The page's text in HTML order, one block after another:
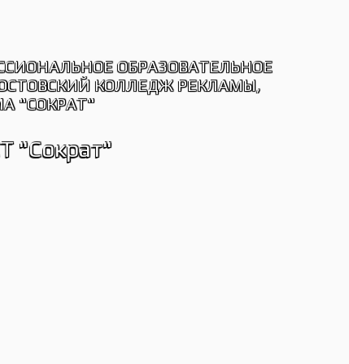
ОБРАЗОВАТЕЛЬНОЕ
КОЛЛЕДЖ РЕКЛАМЫ,
"СОКРАТ"
"Сократ"